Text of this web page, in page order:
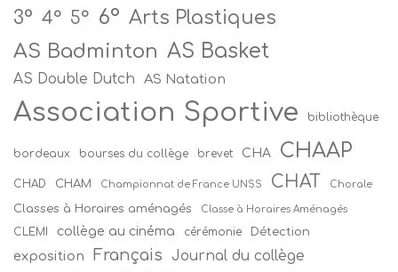
3° 4° 5° 6° Arts Plastiques
AS Badminton AS Basket
AS Double Dutch AS Natation
Association Sportive bibliothèque
bordeaux bourses du collège brevet CHA CHAAP
CHAD CHAM Championnat de France UNSS CHAT Chorale
Classes à Horaires aménagés Classe à Horaires Aménagés
CLEMI collège au cinéma cérémonie Détection
exposition Français Journal du collège